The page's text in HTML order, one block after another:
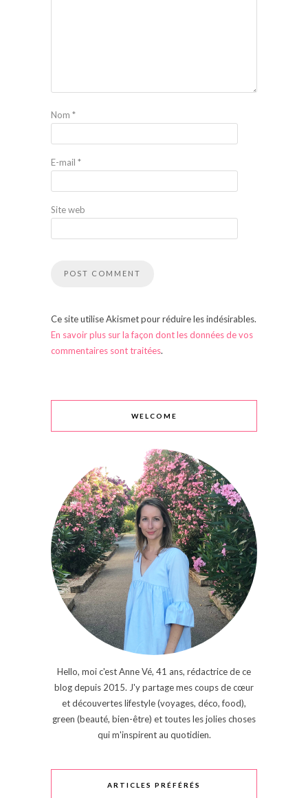
Nom *
E-mail *
Site web
Ce site utilise Akismet pour réduire les indésirables.
En savoir plus sur la façon dont les données de vos
commentaires sont traitées.
WELCOME
Hello, moi c'est Anne Vé, 41 ans, rédactrice de ce
blog depuis 2015. J'y partage mes coups de cœur
et découvertes lifestyle (voyages, déco, food),
green (beauté, bien-être) et toutes les jolies choses
qui m'inspirent au quotidien.
ARTICLES PRÉFÉRÉS